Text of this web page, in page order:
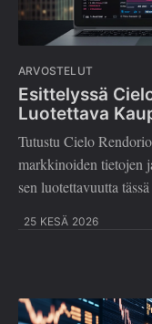
ARVOSTELUT
Esittelyssä
Luotettava
Tutustu Cielo
markkinoiden tietojen
sen luotettavuutta
25 KESÄ 2026